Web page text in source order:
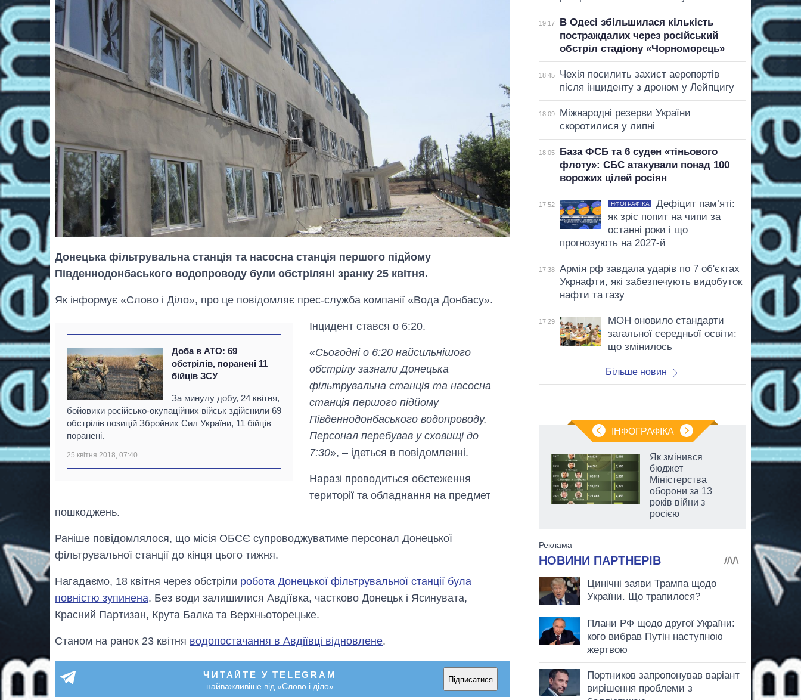
Донецька фільтрувальна станція та насосна станція першого підйому
Південнодонбаського водопроводу були обстріляні зранку 25 квітня.
Як інформує «Слово і Діло», про це повідомляє прес-служба компанії «Вода Донбасу».
Доба в АТО: 69
обстрілів, поранені 11
бійців ЗСУ
За минулу добу, 24 квітня,
бойовики російсько-окупаційних військ здійснили 69
обстрілів позицій Збройних Сил України, 11 бійців
поранені.
25 квітня 2018, 07:40
Інцидент стався о 6:20.
«Сьогодні о 6:20 найсильнішого
обстрілу зазнали Донецька
фільтрувальна станція та насосна
станція першого підйому
Південнодонбаського водопроводу.
Персонал перебував у сховищі до
7:30», – ідеться в повідомленні.
Наразі проводиться обстеження
території та обладнання на предмет
пошкоджень.
Раніше повідомлялося, що місія ОБСЄ супроводжуватиме персонал Донецької
фільтрувальної станції до кінця цього тижня.
Нагадаємо, 18 квітня через обстріли робота Донецької фільтрувальної станції була
повністю зупинена. Без води залишилися Авдіївка, частково Донецьк і Ясинувата,
Красний Партизан, Крута Балка та Верхньоторецьке.
Станом на ранок 23 квітня водопостачання в Авдіївці відновлене.
ЧИТАЙТЕ У TELEGRAM
найважливіше від «Слово і діло»
Підписатися
19:17
В Одесі збільшилася кількість
постраждалих через російський
обстріл стадіону «Чорноморець»
18:45
Чехія посилить захист аеропортів
після інциденту з дроном у Лейпцигу
18:09
Міжнародні резерви України
скоротилися у липні
18:05
База ФСБ та 6 суден «тіньового
флоту»: СБС атакували понад 100
ворожих цілей росіян
17:52 ІНФОГРАФІКА
Дефіцит пам’яті:
як зріс попит на чипи за
останні роки і що
прогнозують на 2027-й
17:38
Армія рф завдала ударів по 7 об'єктах
Укрнафти, які забезпечують видобуток
нафти та газу
17:29
МОН оновило стандарти
загальної середньої освіти:
що змінилось
Більше новин
ІНФОГРАФІКА
Як за 10 років
вступників на
бакалаврат,
магістратуру та
Як змінився
бюджет
Міністерства
оборони за 13
років війни з
росією